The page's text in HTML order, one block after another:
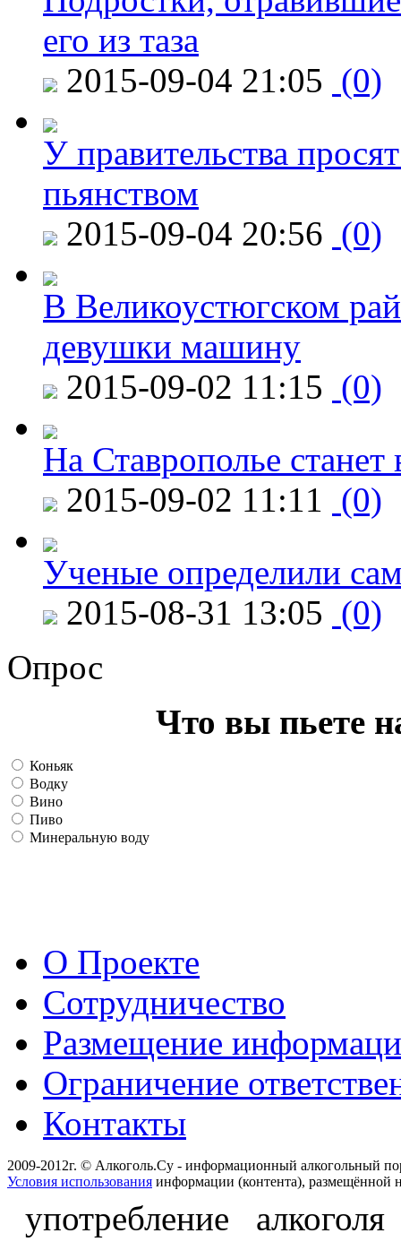
его из таза
2015-09-04 21:05 (0)
У правительства
пьянством
2015-09-04 20:56 (0)
В Великоустюгском
девушки машину
2015-09-02 11:15 (0)
На Ставрополье
2015-09-02 11:11 (0)
Ученые определили
2015-08-31 13:05 (0)
Опрос
Что вы пьете
Коньяк
Водку
Вино
Пиво
Минеральную воду
О Проекте
Сотрудничество
Размещение
Ограничение
Контакты
2009-2012г. © Алкоголь.Су - информационный алкогольный
Условия использования информации (контента), размещённой
употребление